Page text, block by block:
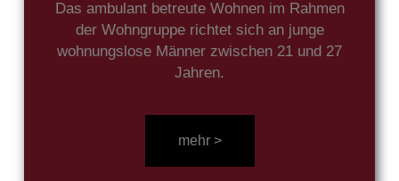
Das ambulant betreute Wohnen im Rahmen
der Wohngruppe richtet sich an junge
wohnungslose Männer zwischen 21 und 27
Jahren.
mehr >mehr über Ausbildung lesen